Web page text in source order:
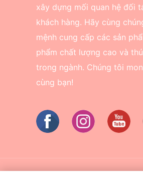
xây dựng mối quan hệ đối
khách hàng. Hãy cùng
mệnh cung cấp các sản
phẩm chất lượng cao và
trong ngành. Chúng tôi
cùng bạn!